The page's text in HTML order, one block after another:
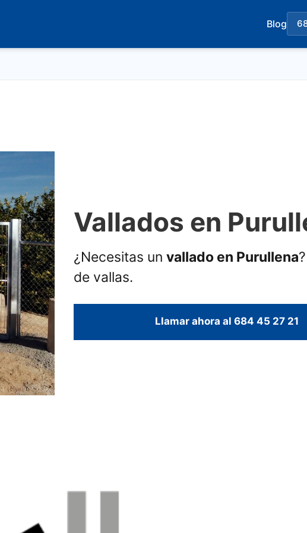
Blog
Vallados en
¿Necesitas un vallado en Purullena
de vallas.
Llamar ahora al 684 45 27 21